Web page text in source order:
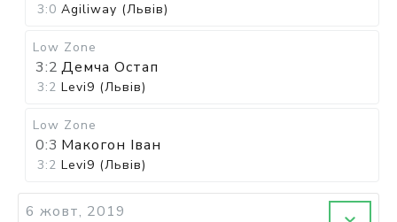
3:0 Agiliway (Львів)
Low Zone
3:2 Демча Остап
3:2 Levi9 (Львів)
Low Zone
0:3 Макогон Іван
3:2 Levi9 (Львів)
6 жовт, 2019